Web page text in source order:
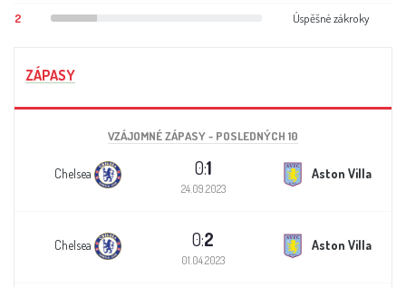
2 Úspěšné zákroky
ZÁPASY
VZÁJOMNÉ ZÁPASY - POSLEDNÝCH 10
Chelsea 0:1
24.09.2023
Aston Villa
Chelsea 0:2
01.04.2023
Aston Villa